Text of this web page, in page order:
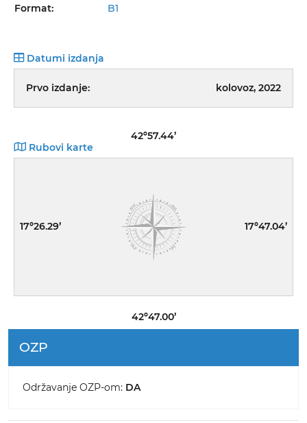
Format:
B1
Datumi izdanja
Prvo izdanje: kolovoz, 2022
Rubovi karte
42º57.44’
17º47.04’
42º47.00’
17º26.29’
OZP
Održavanje OZP-om: DA